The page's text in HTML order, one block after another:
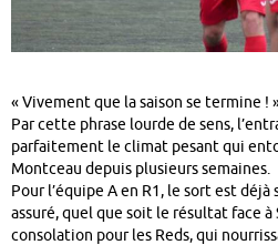
« Vivement que la saison se termine !
Par cette phrase lourde de sens,
parfaitement le climat pesant qui
Montceau depuis plusieurs semaines.
Pour l’équipe A en R1, le sort est
assuré, quel que soit le résultat face à
consolation pour les Reds, qui